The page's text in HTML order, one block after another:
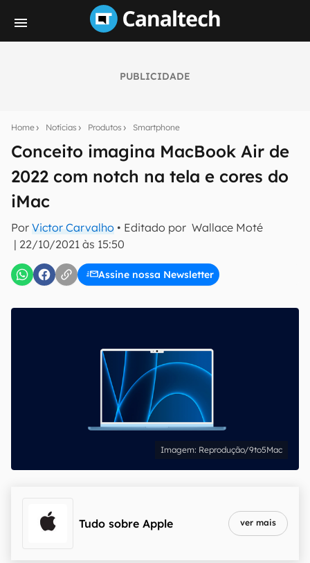
PUBLICIDADE
Home Notícias Produtos Smartphone
Conceito imagina MacBook Air de
2022 com notch na tela e cores do
iMac
Por Victor Carvalho • Editado por Wallace Moté
| 22/10/2021 às 15:50
Assine nossa Newsletter
notícias e reviews sobre tecnologia em primeira
E-mail
inscreva-se
Confirmo que li, aceito e concordo com os Termos de
Uso e Política de Privacidade do Canaltech.
Reprodução/9to5Mac
Tudo sobre Apple ver mais